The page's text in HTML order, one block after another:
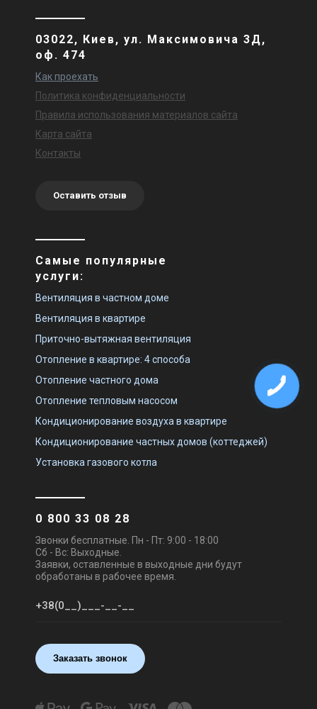
03022, Киев, ул. Максимовича 3Д,
оф. 474
Как проехать
Политика конфиденциальности
Правила использования материалов сайта
Карта сайта
Контакты
Оставить отзыв
Самые популярные
услуги:
Вентиляция в частном доме
Вентиляция в квартире
Приточно-вытяжная вентиляция
Отопление в квартире: 4 способа
Отопление частного дома
Отопление тепловым насосом
Кондиционирование воздуха в квартире
Кондиционирование частных домов (коттеджей)
Установка газового котла
0 800 33 08 28
Звонки бесплатные. Пн - Пт: 9:00 - 18:00
Сб - Вс: Выходные.
Заявки, оставленные в выходные дни будут
обработаны в рабочее время.
Заказать звонок